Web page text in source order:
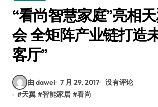
“看尚智慧家庭”亮相
会 全矩阵产业链打造
客厅”
由 dawei 7 月 29, 2017 没有评论
#天翼 #智能家居 #看尚